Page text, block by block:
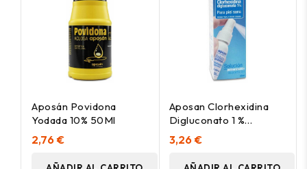
Aposán Povidona
Yodada 10% 50Ml
2,76 €
Aposan Clorhexidina
Digluconato 1 %
Pulverizador 30Ml
3,26 €